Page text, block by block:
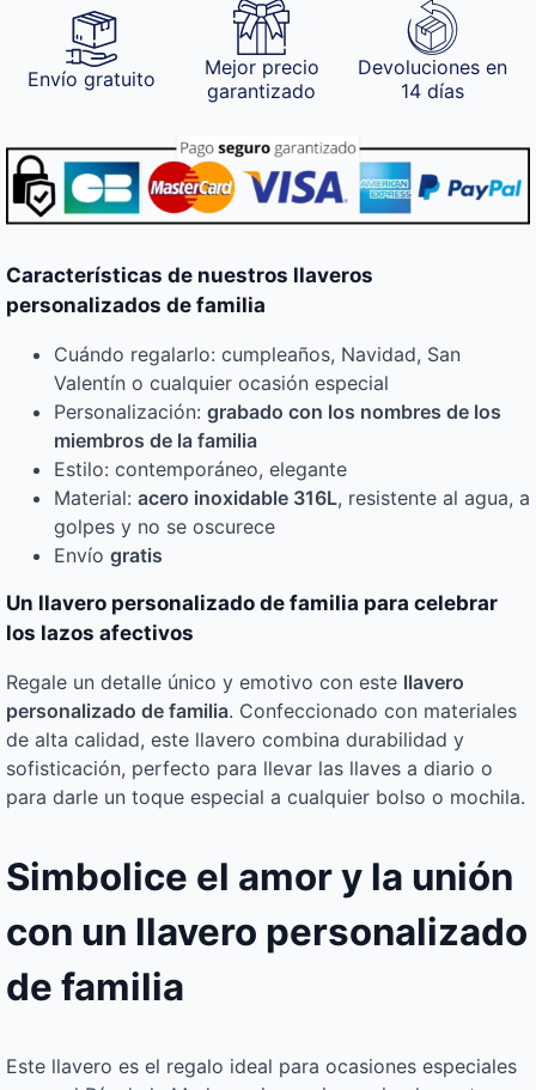
Envío gratuito
Mejor precio
garantizado
Devoluciones en
14 días
Características de nuestros llaveros
personalizados de familia
Cuándo regalarlo: cumpleaños, Navidad, San
Valentín o cualquier ocasión especial
Personalización: grabado con los nombres de los
miembros de la familia
Estilo: contemporáneo, elegante
Material: acero inoxidable 316L, resistente al agua, a
golpes y no se oscurece
Envío gratis
Un llavero personalizado de familia para celebrar
los lazos afectivos
Regale un detalle único y emotivo con este llavero
personalizado de familia. Confeccionado con materiales
de alta calidad, este llavero combina durabilidad y
sofisticación, perfecto para llevar las llaves a diario o
para darle un toque especial a cualquier bolso o mochila.
Simbolice el amor y la unión
con un llavero personalizado
de familia
Este llavero es el regalo ideal para ocasiones especiales